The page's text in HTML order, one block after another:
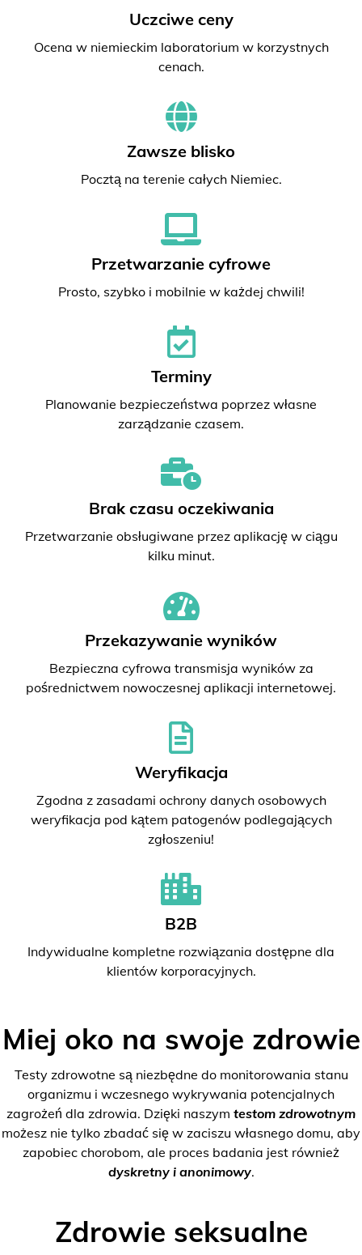
Uczciwe ceny
Ocena w niemieckim laboratorium w korzystnych
cenach.
Zawsze blisko
Pocztą na terenie całych Niemiec.
Przetwarzanie cyfrowe
Prosto, szybko i mobilnie w każdej chwili!
Terminy
Planowanie bezpieczeństwa poprzez własne
zarządzanie czasem.
Brak czasu oczekiwania
Przetwarzanie obsługiwane przez aplikację w ciągu
kilku minut.
Przekazywanie wyników
Bezpieczna cyfrowa transmisja wyników za
pośrednictwem nowoczesnej aplikacji internetowej.
Weryfikacja
Zgodna z zasadami ochrony danych osobowych
weryfikacja pod kątem patogenów podlegających
zgłoszeniu!
B2B
Indywidualne kompletne rozwiązania dostępne dla
klientów korporacyjnych.
Miej oko na swoje zdrowie
Testy zdrowotne są niezbędne do monitorowania stanu
organizmu i wczesnego wykrywania potencjalnych
zagrożeń dla zdrowia. Dzięki naszym testom zdrowotnym
możesz nie tylko zbadać się w zaciszu własnego domu, aby
zapobiec chorobom, ale proces badania jest również
dyskretny i anonimowy.
Zdrowie seksualne